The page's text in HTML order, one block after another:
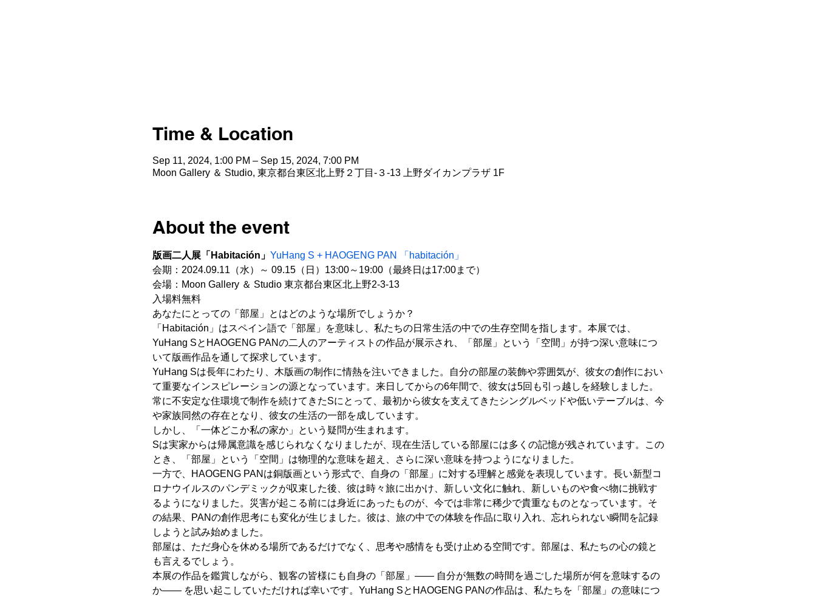
Time & Location
Sep 11, 2024, 1:00 PM – Sep 15, 2024, 7:00 PM
Moon Gallery ＆ Studio, 東京都台東区北上野２丁目-３-13 上野ダイカンプラザ 1F
About the event
版画二人展「Habitación」 YuHang S + HAOGENG PAN 「habitación」
会期：2024.09.11（水）～ 09.15（日）13:00～19:00（最終日は17:00まで）
会場：Moon Gallery ＆ Studio 東京都台東区北上野2-3-13
入場料無料
あなたにとっての「部屋」とはどのような場所でしょうか？
「Habitación」はスペイン語で「部屋」を意味し、私たちの⽇常⽣活の中での⽣存空間を指します。本展では、
YuHang SとHAOGENG PANの⼆⼈のアーティストの作品が展示され、「部屋」という「空間」が持つ深い意味につ
いて版画作品を通して探求しています。
YuHang Sは⻑年にわたり、⽊版画の制作に情熱を注いできました。⾃分の部屋の装飾や雰囲気が、彼⼥の創作におい
て重要なインスピレーションの源となっています。来⽇してからの6年間で、彼⼥は5回も引っ越しを経験しました。
常に不安定な住環境で制作を続けてきたSにとって、最初から彼⼥を⽀えてきたシングルベッドや低いテーブルは、今
や家族同然の存在となり、彼⼥の⽣活の⼀部を成しています。
しかし、「⼀体どこか私の家か」という疑問が⽣まれます。
Sは実家からは帰属意識を感じられなくなりましたが、現在⽣活している部屋には多くの記憶が残されています。この
とき、「部屋」という「空間」は物理的な意味を超え、さらに深い意味を持つようになりました。
⼀⽅で、HAOGENG PANは銅版画という形式で、⾃身の「部屋」に対する理解と感覚を表現しています。⻑い新型コ
ロナウイルスのパンデミックが収束した後、彼は時々旅に出かけ、新しい⽂化に触れ、新しいものや⻝べ物に挑戦す
るようになりました。災害が起こる前には身近にあったものが、今では⾮常に稀少で貴重なものとなっています。そ
の結果、PANの創作思考にも変化が⽣じました。彼は、旅の中での体験を作品に取り⼊れ、忘れられない瞬間を記録
しようと試み始めました。
部屋は、ただ身⼼を休める場所であるだけでなく、思考や感情をも受け⽌める空間です。部屋は、私たちの⼼の鏡と
も⾔えるでしょう。
本展の作品を鑑賞しながら、観客の皆様にも⾃身の「部屋」—— ⾃分が無数の時間を過ごした場所が何を意味するの
か—— を思い起こしていただければ幸いです。YuHang SとHAOGENG PANの作品は、私たちを「部屋」の意味につ